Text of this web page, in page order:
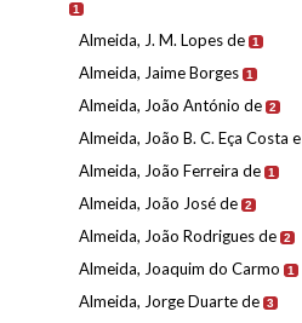
1
Almeida, J. M. Lopes de 1
Almeida, Jaime Borges 1
Almeida, João António de 2
Almeida, João B. C. Eça Costa e
Almeida, João Ferreira de 1
Almeida, João José de 2
Almeida, João Rodrigues de 2
Almeida, Joaquim do Carmo 1
Almeida, Jorge Duarte de 3